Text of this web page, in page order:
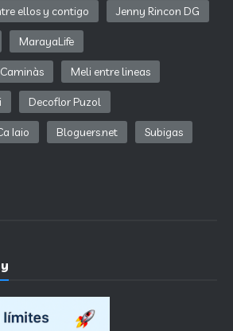
ellos y contigo Jenny Rincon DG
MarayaLife
Meli entre lineas
Decoflor Puzol
Iaio Bloguers.net Subigas